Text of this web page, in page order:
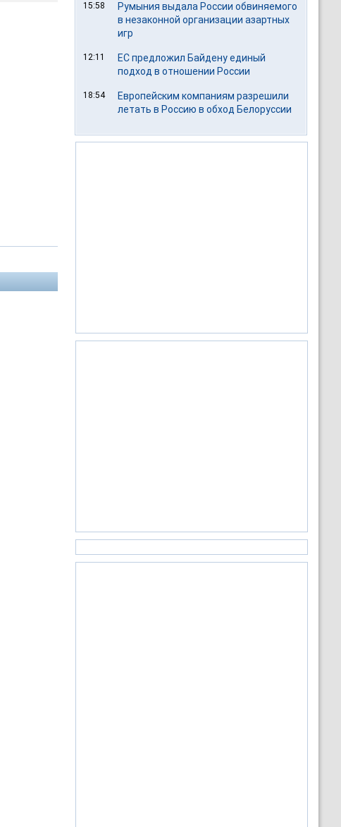
15:58
Румыния выдала России обвиняемого
в незаконной организации азартных
игр
12:11
ЕС предложил Байдену единый
подход в отношении России
18:54
Европейским компаниям разрешили
летать в Россию в обход Белоруссии